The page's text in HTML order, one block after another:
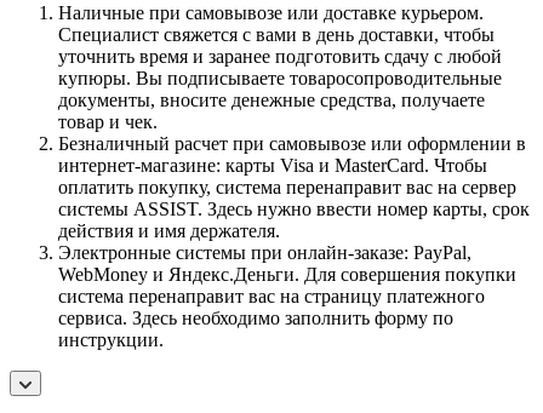
Наличные при самовывозе или доставке курьером.
Специалист свяжется с вами в день доставки, чтобы
уточнить время и заранее подготовить сдачу с любой
купюры. Вы подписываете товаросопроводительные
документы, вносите денежные средства, получаете
товар и чек.
Безналичный расчет при самовывозе или оформлении в
интернет-магазине: карты Visa и MasterCard. Чтобы
оплатить покупку, система перенаправит вас на сервер
системы ASSIST. Здесь нужно ввести номер карты, срок
действия и имя держателя.
Электронные системы при онлайн-заказе: PayPal,
WebMoney и Яндекс.Деньги. Для совершения покупки
система перенаправит вас на страницу платежного
сервиса. Здесь необходимо заполнить форму по
инструкции.